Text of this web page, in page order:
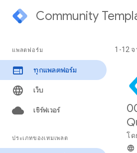
Community
แพลตฟอร์ม
ทุกแพลตฟอร์ม
เว็บ
เซิร์ฟเวอร์
ประเภทของเทมเพลต
1-12 จ
โด